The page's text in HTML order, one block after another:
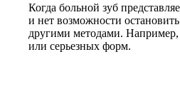
Когда больной зуб
и нет возможности
другими методами.
или серьезных форм.